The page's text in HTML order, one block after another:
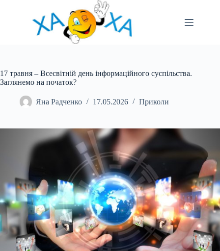
17 травня – Всесвітній день інформаційного суспільства.
Заглянемо на початок?
Яна Радченко 17.05.2026 Приколи